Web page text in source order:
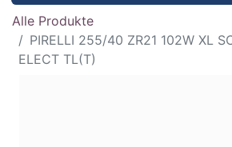
Alle Produkte
PIRELLI 255/40 ZR21 102W XL
ELECT TL(T)